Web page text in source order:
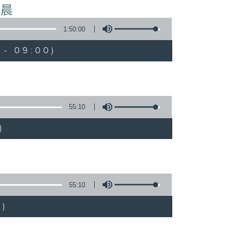
1:50:00
- 09:00)
55:10
55:10